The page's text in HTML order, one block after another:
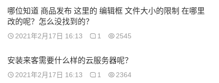
哪位知道 商品发布 这里的 编辑框 文件大小的限制 在哪里
改的呢？怎么没找到的？
2021年2月17日 16:13 1 2545
安装来客需要什么样的云服务器呢？
2021年2月17日 16:13 1 2364